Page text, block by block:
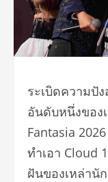
ระเบิดความปั
อันดับหนึ่งของ
Fantasia
ทำเอา Cloud
ฝันของเหล่านั